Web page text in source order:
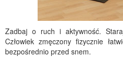
Zadbaj o ruch i aktywność.
Człowiek zmęczony fizycznie
bezpośrednio przed snem.